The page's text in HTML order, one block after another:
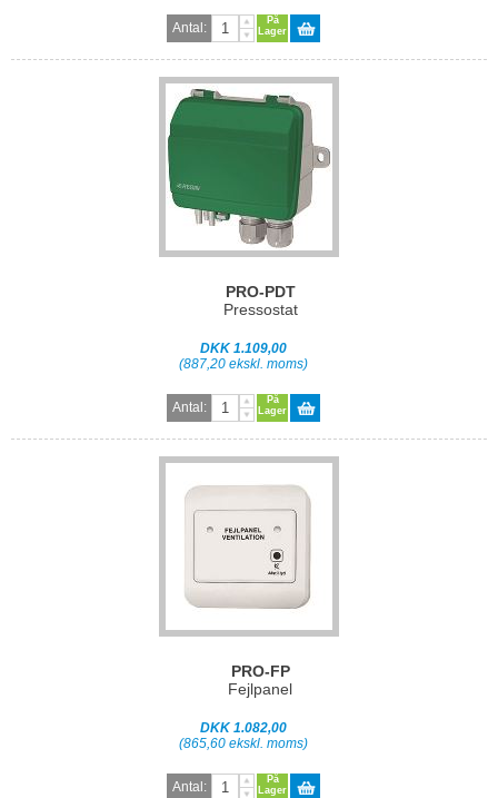
Antal:
På
Lager
PRO-PDT
Pressostat
DKK 1.109,00
(887,20 ekskl. moms)
Antal:
På
Lager
PRO-FP
Fejlpanel
DKK 1.082,00
(865,60 ekskl. moms)
Antal:
På
Lager